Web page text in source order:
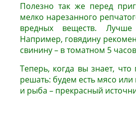
Полезно так же перед
мелко нарезанного
вредных веществ.
Например, говядину
свинину – в томатном 5
Теперь, когда вы знает,
решать: будем есть мясо
и рыба – прекрасный